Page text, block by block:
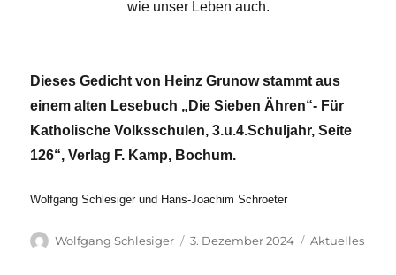
wie unser Leben auch.
Dieses Gedicht von Heinz Grunow stammt aus
einem alten Lesebuch „Die Sieben Ähren“- Für
Katholische Volksschulen, 3.u.4.Schuljahr, Seite
126“, Verlag F. Kamp, Bochum.
Wolfgang Schlesiger und Hans-Joachim Schroeter
Autor
Wolfgang Schlesiger
Veröffentlicht
3. Dezember 2024 Kategorien
Aktuelles